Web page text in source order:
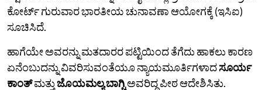
ಕೋರ್ಟ್ ಗುರುವಾರ ಭಾರತೀಯ ಚುನಾವಣಾ ಆಯೋಗಕ್ಕೆ (ಇಸಿಐ)
ಸೂಚಿಸಿದೆ.
ಹಾಗೆಯೇ ಅವರನ್ನು ಮತದಾರರ ಪಟ್ಟಿಯಿಂದ ತೆಗೆದು ಹಾಕಲು ಕಾರಣ
ಏನೆಂಬುದನ್ನು ವಿವರಿಸುವಂತೆಯೂ ನ್ಯಾಯಮೂರ್ತಿಗಳಾದಸೂರ್ಯ
ಕಾಂತ್ಮತ್ತುಜೊಯಮಲ್ಯ ಬಾಗ್ಚಿ ಅವರಿದ್ದ ಪೀಠ ಆದೇಶಿಸಿತು.